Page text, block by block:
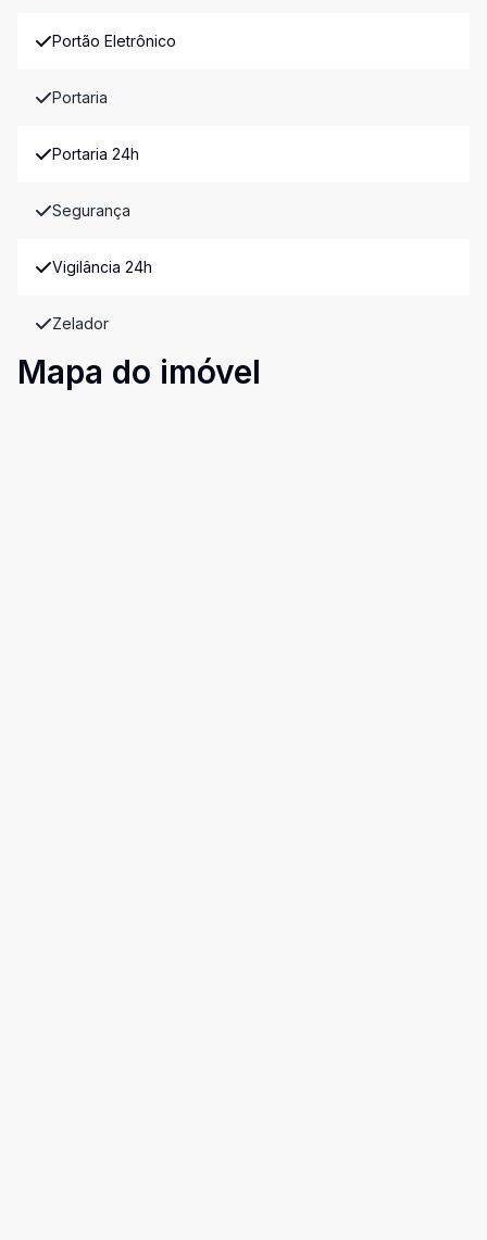
Portão Eletrônico
Portaria
Portaria 24h
Segurança
Vigilância 24h
Zelador
Mapa do imóvel